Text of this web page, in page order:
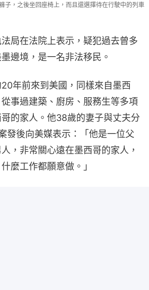
子，之後坐回座椅上，而且還選擇待在行駛中的列車
局在法院上表示，疑犯過去曾多
邊境，是一名非法移民。
年前來到美國，同樣來自墨西
事過建築、廚房、服務生等多項
的家人。他38歲的妻子與丈夫分
發後向美媒表示：「他是一位父
，非常關心遠在墨西哥的家人，
麼工作都願意做。」